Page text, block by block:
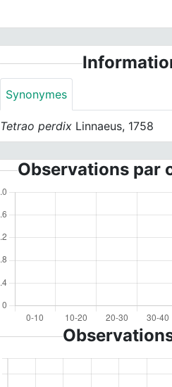
Synonymes
Tetrao perdix Linnaeus, 1758
Observations par